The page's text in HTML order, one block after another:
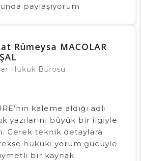
paylaşıyorum
Rümeysa MACOLAR
Hukuk Bürosu
kaleme aldığı adli
yazılarını büyük bir ilgiyle
Gerek teknik detaylara
hukuki yorum gücüyle
bir kaynak